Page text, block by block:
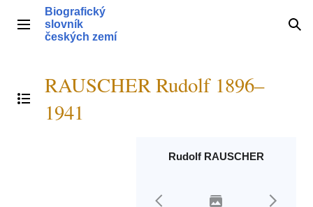
obsahHlavní menu
Biografický
slovník
českých zemí
Přepnout obsah
RAUSCHER Rudolf 1896–
1941
Rudolf RAUSCHER